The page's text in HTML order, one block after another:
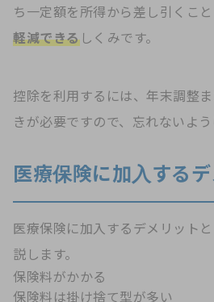
ち一定額を所得から差し引くこと
軽減できるしくみです。
控除を利用するには、年末調整
きが必要ですので、忘れないよう
医療保険に加入する
医療保険に加入するデメリット
説します。
保険料がかかる
保険料は掛け捨て型が多い